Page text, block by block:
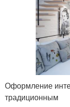
Оформление
традиционным